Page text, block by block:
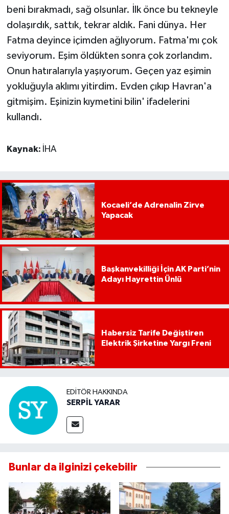
beni bırakmadı, sağ olsunlar. İlk önce bu tekneyle
dolaşırdık, sattık, tekrar aldık. Fani dünya. Her
Fatma deyince içimden ağlıyorum. Fatma'mı çok
seviyorum. Eşim öldükten sonra çok zorlandım.
Onun hatıralarıyla yaşıyorum. Geçen yaz eşimin
yokluğuyla aklımı yitirdim. Evden çıkıp Havran'a
gitmişim. Eşinizin kıymetini bilin' ifadelerini
kullandı.
Kaynak: İHA
Kocaeli’de Adrenalin Zirve
Yapacak
Başkanvekilliği İçin AK Parti’nin
Adayı Hayrettin Ünlü
Habersiz Tarife Değiştiren
Elektrik Şirketine Yargı Freni
EDITÖR HAKKINDA
SERPİL YARAR
Bunlar da ilginizi çekebilir